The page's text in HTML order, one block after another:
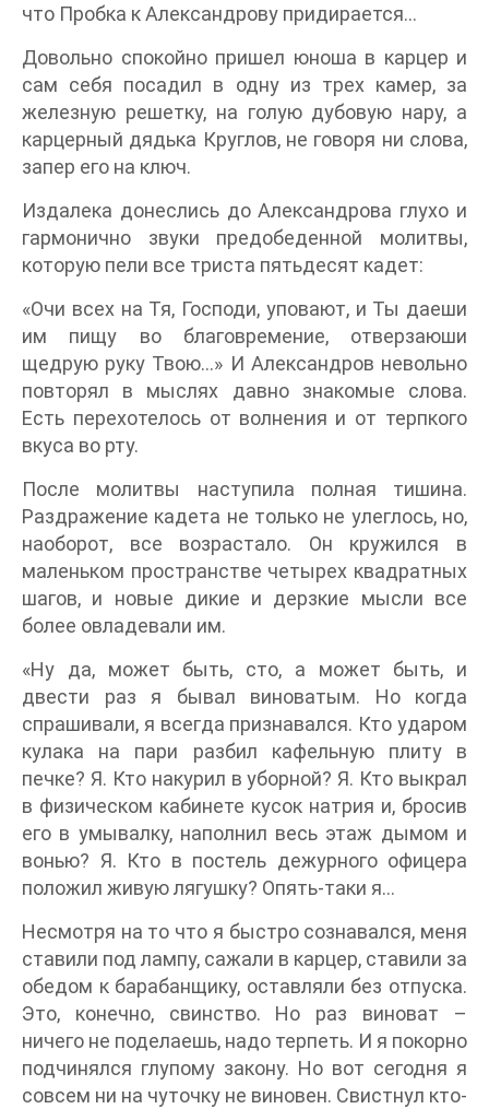
что Пробка к Александрову придирается…
Довольно спокойно пришел юноша в карцер и
сам себя посадил в одну из трех камер, за
железную решетку, на голую дубовую нару, а
карцерный дядька Круглов, не говоря ни слова,
запер его на ключ.
Издалека донеслись до Александрова глухо и
гармонично звуки предобеденной молитвы,
которую пели все триста пятьдесят кадет:
«Очи всех на Тя, Господи, уповают, и Ты даеши
им пищу во благовремение, отверзаюши
щедрую руку Твою…» И Александров невольно
повторял в мыслях давно знакомые слова.
Есть перехотелось от волнения и от терпкого
вкуса во рту.
После молитвы наступила полная тишина.
Раздражение кадета не только не улеглось, но,
наоборот, все возрастало. Он кружился в
маленьком пространстве четырех квадратных
шагов, и новые дикие и дерзкие мысли все
более овладевали им.
«Ну да, может быть, сто, а может быть, и
двести раз я бывал виноватым. Но когда
спрашивали, я всегда признавался. Кто ударом
кулака на пари разбил кафельную плиту в
печке? Я. Кто накурил в уборной? Я. Кто выкрал
в физическом кабинете кусок натрия и, бросив
его в умывалку, наполнил весь этаж дымом и
вонью? Я. Кто в постель дежурного офицера
положил живую лягушку? Опять-таки я…
Несмотря на то что я быстро сознавался, меня
ставили под лампу, сажали в карцер, ставили за
обедом к барабанщику, оставляли без отпуска.
Это, конечно, свинство. Но раз виноват –
ничего не поделаешь, надо терпеть. И я покорно
подчинялся глупому закону. Но вот сегодня я
совсем ни на чуточку не виновен. Свистнул кто-